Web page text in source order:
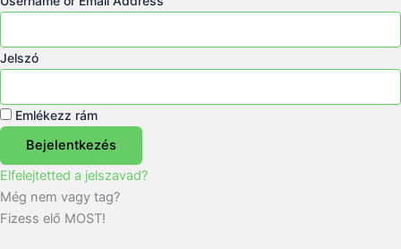
Jelszó
Emlékezz rám
Bejelentkezés
Elfelejtetted a jelszavad?
Még nem vagy tag?
Fizess elő MOST!